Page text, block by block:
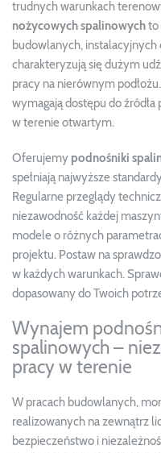
trudnych warunkach
nożycowych spalinowych to
budowlanych,
charakteryzują się dużym
pracy na nierównym
wymagają dostępu do
w terenie otwartym.
Oferujemy podnośniki
spełniają najwyższe
Regularne przeglądy
niezawodność każdej
modele o różnych
projektu. Postaw na
w każdych warunkach.
dopasowany do Twoich
Wynajem
spalinowych –
pracy w terenie
W pracach budowlanych,
realizowanych na zewnątrz
bezpieczeństwo i